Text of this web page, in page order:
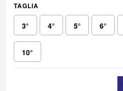
TAGLIA
3° 4° 5° 6°
10°